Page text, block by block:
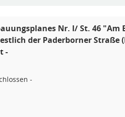
Nr. I/ St. 46
der Paderborner Straße
-
-